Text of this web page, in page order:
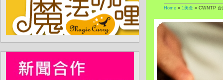
Home » 1美食 » CWNTP 台